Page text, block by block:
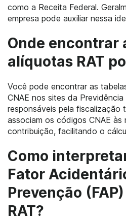
como a Receita Federal.
empresa pode auxiliar nessa
Onde encontrar
alíquotas RAT
Você pode encontrar as
CNAE nos sites da
responsáveis pela fiscalização
associam os códigos CNAE às
contribuição, facilitando o
Como
Fator
Prevenção
RAT?